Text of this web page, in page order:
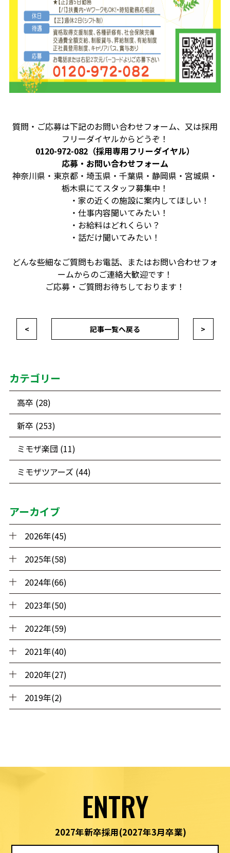
質問・ご応募は下記のお問い合わせフォーム、又は採用
フリーダイヤルからどうぞ！
0120-972-082（採用専用フリーダイヤル）
応募・お問い合わせフォーム
神奈川県・東京都・埼玉県・千葉県・静岡県・宮城県・
栃木県にてスタッフ募集中！
・家の近くの施設に案内してほしい！
・仕事内容聞いてみたい！
・お給料はどれくらい？
・話だけ聞いてみたい！
どんな些細なご質問もお電話、またはお問い合わせフォ
ームからのご連絡大歓迎です！
ご応募・ご質問お待ちしております！
< 記事一覧へ戻る >
カテゴリー
高卒 (28)
新卒 (253)
ミモザ楽団 (11)
ミモザツアーズ (44)
アーカイブ
2026年(45)
2025年(58)
2024年(66)
2023年(50)
2022年(59)
2021年(40)
2020年(27)
2019年(2)
ENTRY
2027年新卒採用(2027年3月卒業)